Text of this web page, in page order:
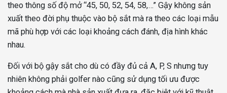
theo thông số độ mở “45, 50, 52, 54, 58,…” Gậy không sản
xuất theo đời phụ thuộc vào bộ sắt mà ra theo các loại mẫu
mã phù hợp với các loại khoảng cách đánh, địa hình khác
nhau.
Đối với bộ gậy sắt cho dù có đầy đủ cả A, P, S nhưng tuy
nhiên không phải golfer nào cũng sử dụng tối ưu được